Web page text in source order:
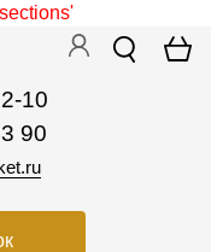
10
90